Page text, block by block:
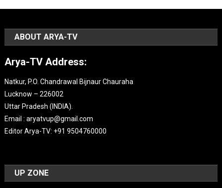
ABOUT ARYA-TV
Arya-TV Address:
Natkur, P.O. Chandrawal Bijnaur Chauraha
Lucknow – 226002
Uttar Pradesh (INDIA).
Email : aryatvup@gmail.com
Editor Arya-TV: +91 9504760000
UP ZONE